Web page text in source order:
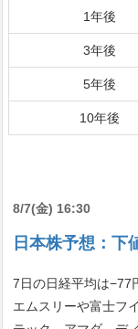
1年後
3年後
5年後
10年後
8/7(金) 16:30
日本株予想：
7日の日経平均は−77
エムスリーや富士フ